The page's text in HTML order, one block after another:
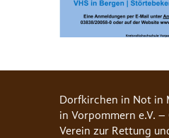
Dorfkirchen in Not in
in Vorpommern e.V.
Verein zur Rettung